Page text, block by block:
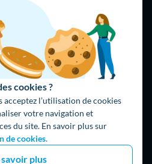
cookies ?
l’utilisation de cookies
votre navigation et
du site. En savoir plus sur
de cookies.
savoir plus
60 60
(8h-21h)
Paris
par Hello Watt
|Mentions légales